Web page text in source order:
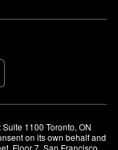
1100 Toronto, ON
on its own behalf and
Floor 7, San Francisco,